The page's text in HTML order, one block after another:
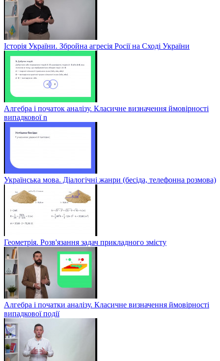
Історія України. Збройна агресія Росії на Сході України
Алгебра і початок аналізу. Класичне визначення ймовірності
випадкової n
Українська мова. Діалогічні жанри (бесіда, телефонна розмова)
Геометрія. Розв'язання задач прикладного змісту
Алгебра і початки аналізу. Класичне визначення ймовірності
випадкової події